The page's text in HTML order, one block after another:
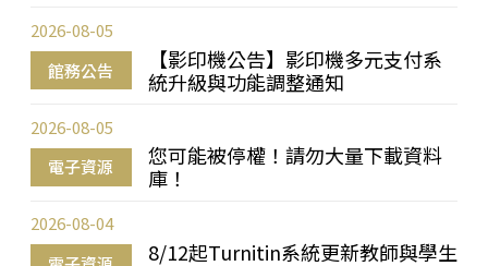
館務公告
【影印機公告】影印機多元支付系
統升級與功能調整通知
2026-08-05
電子資源
您可能被停權！請勿大量下載資料
庫！
2026-08-05
8/12起Turnitin系統更新教師與學生
2026-08-04